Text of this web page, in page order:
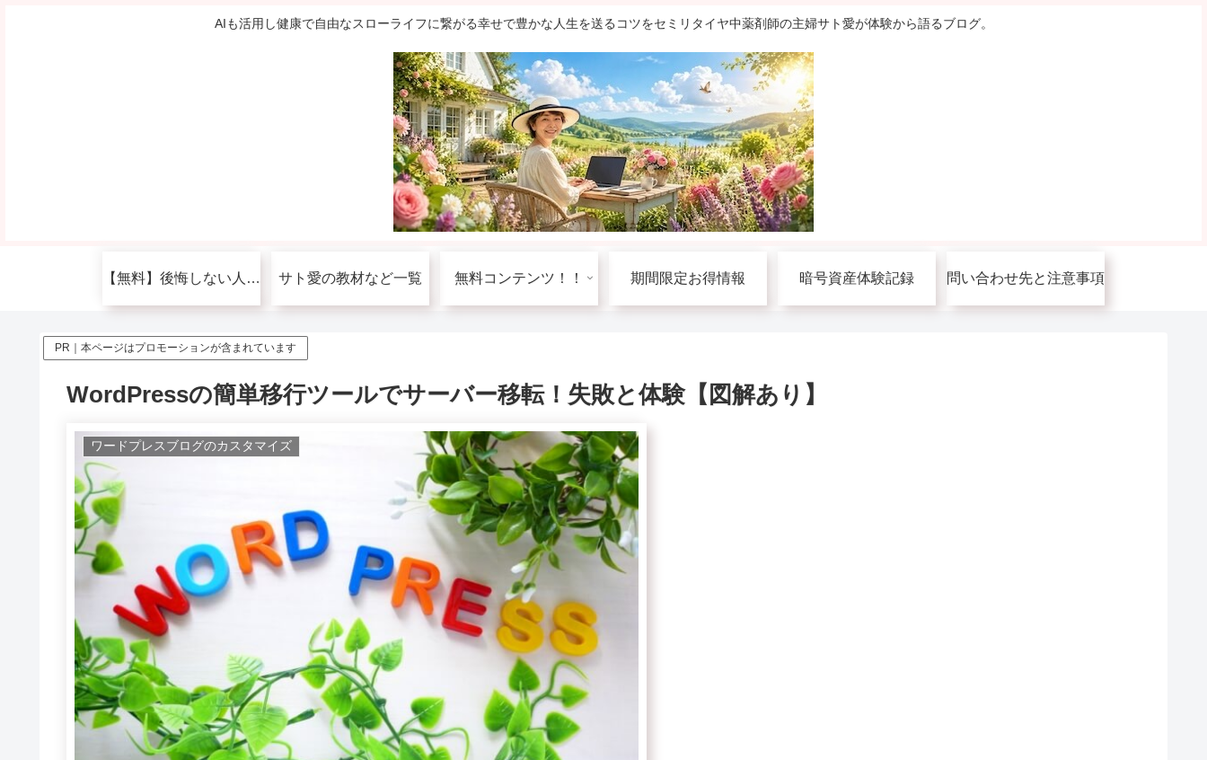
AIも活用し健康で自由なスローライフに繋がる幸せで豊かな人生を送るコツをセミリタイヤ中薬剤師の主婦サト愛が体験から語るブログ。
【無料】後悔しない人生を送りたい人へ サト愛の教材など一覧 無料コンテンツ！！ 期間限定お得情報 暗号資産体験記録 問い合わせ先と注意事項
PR｜本ページはプロモーションが含まれています
WordPressの簡単移行ツールでサーバー移転！失敗と体験【図解あり】
ワードプレスブログのカスタマイズ